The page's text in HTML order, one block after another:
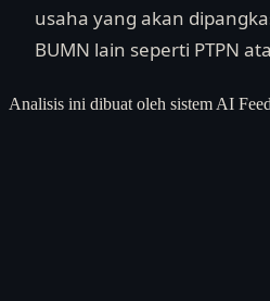
usaha yang akan
BUMN lain seperti PTPN
Analisis ini dibuat oleh sistem AI